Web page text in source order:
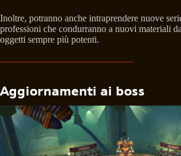
Inoltre, potranno anche intraprendere nuove
professioni che condurranno a nuovi materiali
oggetti sempre più potenti.
Aggiornamenti ai boss